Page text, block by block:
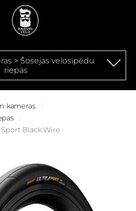
> Šosejas velosipēdu
riepas
kameras
Black Wire